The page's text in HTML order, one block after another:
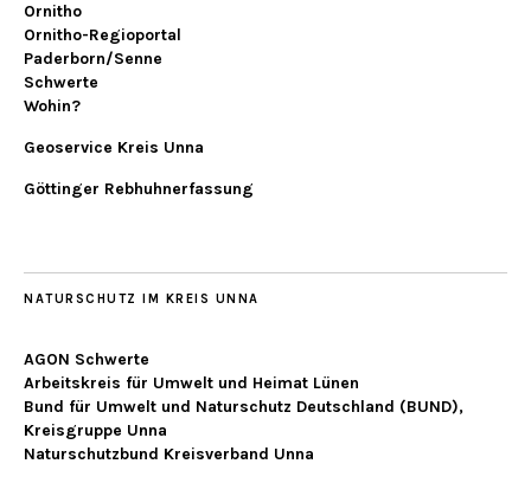
Ornitho
Ornitho-Regioportal
Paderborn/Senne
Schwerte
Wohin?
Geoservice Kreis Unna
Göttinger Rebhuhnerfassung
NATURSCHUTZ IM KREIS UNNA
AGON Schwerte
Arbeitskreis für Umwelt und Heimat Lünen
Bund für Umwelt und Naturschutz Deutschland (BUND),
Kreisgruppe Unna
Naturschutzbund Kreisverband Unna